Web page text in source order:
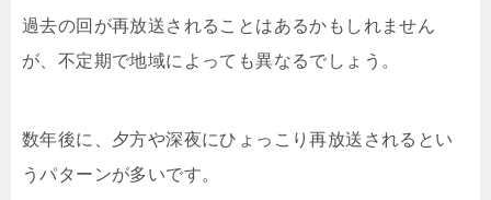
過去の回が再放送されることはあるかもしれません
が、不定期で地域によっても異なるでしょう。
数年後に、夕方や深夜にひょっこり再放送されるとい
うパターンが多いです。